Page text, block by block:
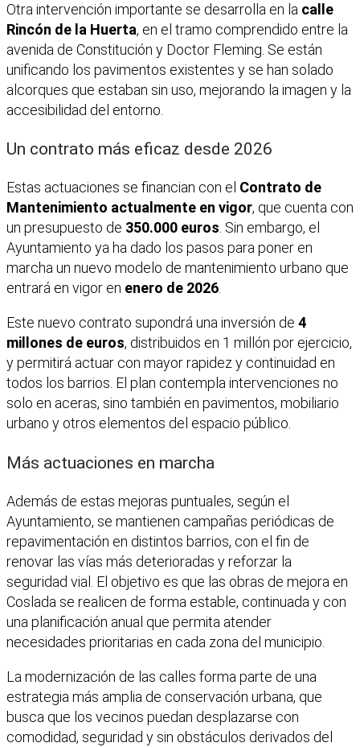
Otra intervención importante se desarrolla en la calle
Rincón de la Huerta, en el tramo comprendido entre la
avenida de Constitución y Doctor Fleming. Se están
unificando los pavimentos existentes y se han solado
alcorques que estaban sin uso, mejorando la imagen y la
accesibilidad del entorno.
Un contrato más eficaz desde 2026
Estas actuaciones se financian con el Contrato de
Mantenimiento actualmente en vigor, que cuenta con
un presupuesto de 350.000 euros. Sin embargo, el
Ayuntamiento ya ha dado los pasos para poner en
marcha un nuevo modelo de mantenimiento urbano que
entrará en vigor en enero de 2026.
Este nuevo contrato supondrá una inversión de 4
millones de euros, distribuidos en 1 millón por ejercicio,
y permitirá actuar con mayor rapidez y continuidad en
todos los barrios. El plan contempla intervenciones no
solo en aceras, sino también en pavimentos, mobiliario
urbano y otros elementos del espacio público.
Más actuaciones en marcha
Además de estas mejoras puntuales, según el
Ayuntamiento, se mantienen campañas periódicas de
repavimentación en distintos barrios, con el fin de
renovar las vías más deterioradas y reforzar la
seguridad vial. El objetivo es que las obras de mejora en
Coslada se realicen de forma estable, continuada y con
una planificación anual que permita atender
necesidades prioritarias en cada zona del municipio.
La modernización de las calles forma parte de una
estrategia más amplia de conservación urbana, que
busca que los vecinos puedan desplazarse con
comodidad, seguridad y sin obstáculos derivados del